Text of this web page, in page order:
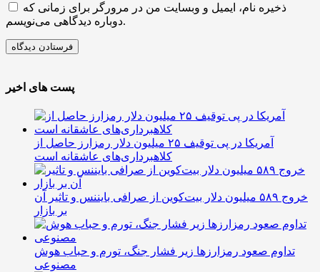
ذخیره نام، ایمیل و وبسایت من در مرورگر برای زمانی که
دوباره دیدگاهی می‌نویسم.
پست های اخیر
آمریکا در پی توقیف ۲۵ میلیون دلار رمزارز حاصل از
کلاهبرداری‌های عاشقانه است
خروج ۵۸۹ میلیون دلار بیت‌کوین از صرافی بایننس و تاثیر آن
بر بازار
تداوم صعود رمزارزها زیر فشار جنگ، تورم و حباب هوش
مصنوعی